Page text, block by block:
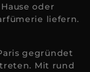
oder
liefern.
gegründet
Mit rund